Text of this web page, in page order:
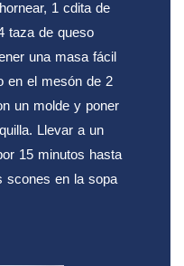
1 cdita de
taza de queso
una masa fácil
en el mesón de 2
un molde y poner
Llevar a un
15 minutos hasta
scones en la sopa